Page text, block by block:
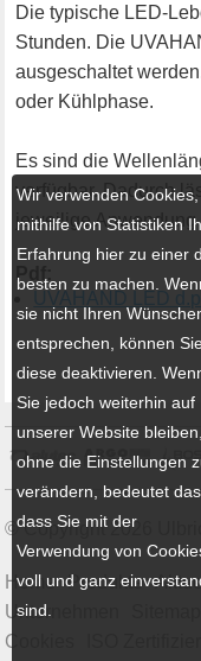
Die typische LED-
Stunden. Die
ausgeschaltet
oder Kühlphase.
Es sind die
verfügbar. Dadurch
jeweilige Anwendung
Pdf:
© Copyright 2026
Home Produkte
Unternehmen
Cookies
Wir verwenden
mithilfe von Statistiken
Erfahrung hier zu einer
besten zu machen.
sie nicht Ihren
entsprechen, können
diese deaktivieren.
Sie jedoch weiterhin auf
unserer Website bleiben,
ohne die Einstellungen
verändern, bedeutet das,
dass Sie mit der
Verwendung von
voll und ganz
sind.